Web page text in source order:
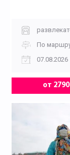
По
07.08.2026
от 2790